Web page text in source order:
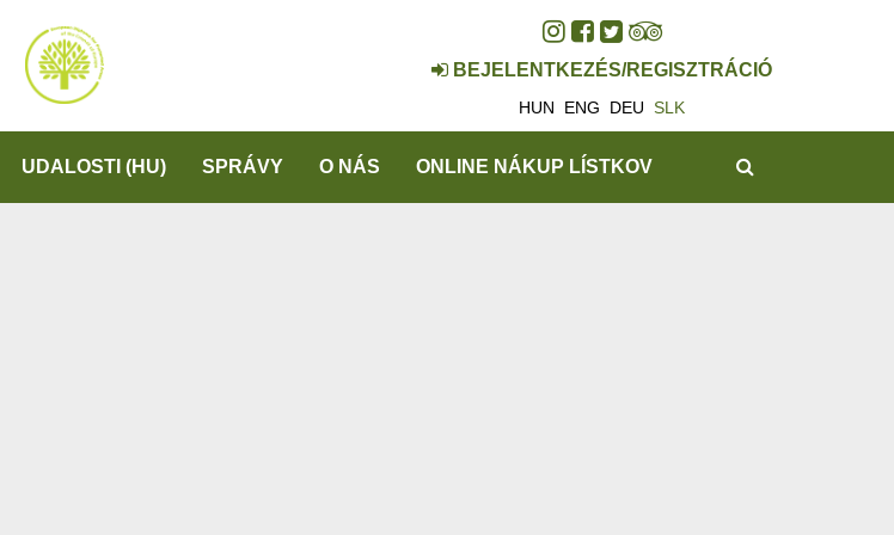
BEJELENTKEZÉS/REGISZTRÁCIÓ
HUN ENG DEU SLK
UDALOSTI (HU) SPRÁVY O NÁS ONLINE NÁKUP LÍSTKOV